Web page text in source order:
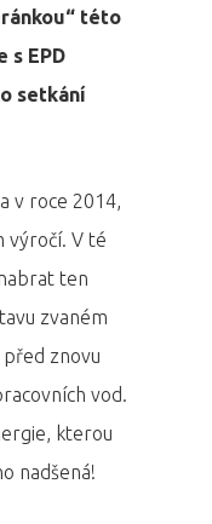
této
s EPD
setkání
v roce 2014,
výročí. V té
ten
zvaném
znovu
vod.
kterou
nadšená!